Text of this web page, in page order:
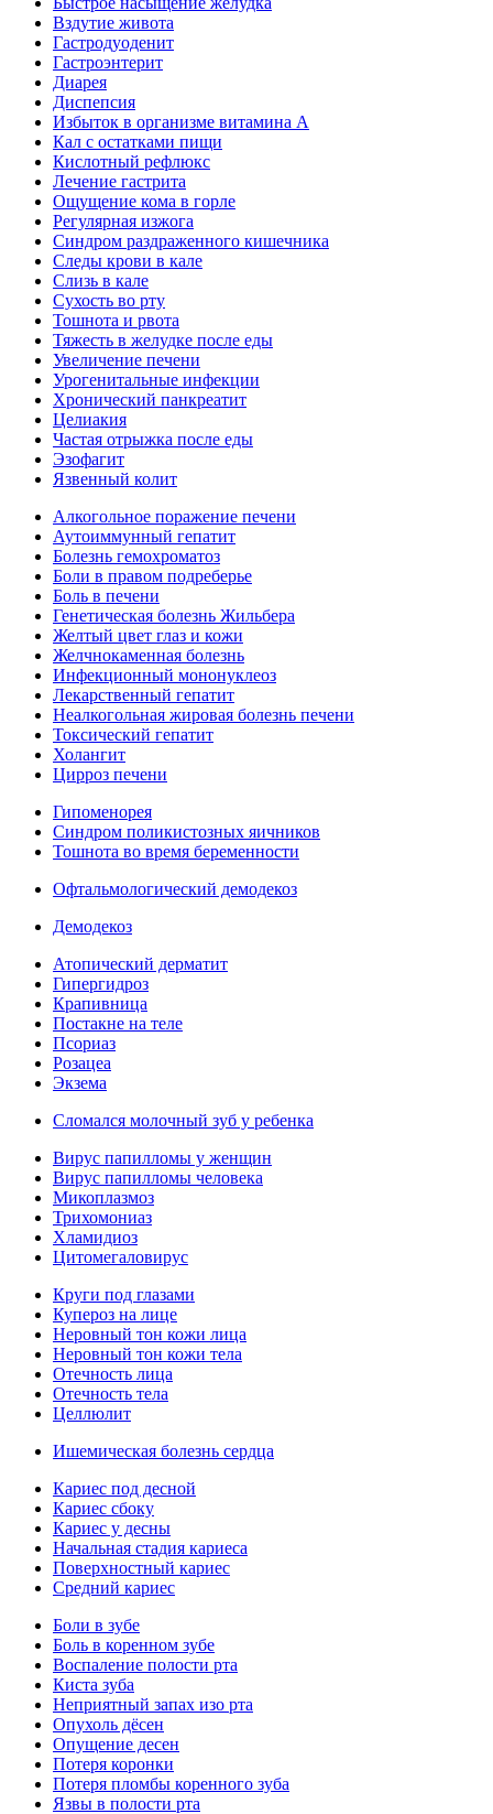
Вздутие живота
Гастродуоденит
Гастроэнтерит
Диарея
Диспепсия
Избыток в организме витамина А
Кал с остатками пищи
Кислотный рефлюкс
Лечение гастрита
Ощущение кома в горле
Регулярная изжога
Синдром раздраженного кишечника
Следы крови в кале
Слизь в кале
Сухость во рту
Тошнота и рвота
Тяжесть в желудке после еды
Увеличение печени
Урогенитальные инфекции
Хронический панкреатит
Целиакия
Частая отрыжка после еды
Эзофагит
Язвенный колит
Алкогольное поражение печени
Аутоиммунный гепатит
Болезнь гемохроматоз
Боли в правом подреберье
Боль в печени
Генетическая болезнь Жильбера
Желтый цвет глаз и кожи
Желчнокаменная болезнь
Инфекционный мононуклеоз
Лекарственный гепатит
Неалкогольная жировая болезнь печени
Токсический гепатит
Холангит
Цирроз печени
Гипоменорея
Синдром поликистозных яичников
Тошнота во время беременности
Офтальмологический демодекоз
Демодекоз
Атопический дерматит
Гипергидроз
Крапивница
Постакне на теле
Псориаз
Розацеа
Экзема
Сломался молочный зуб у ребенка
Вирус папилломы у женщин
Вирус папилломы человека
Микоплазмоз
Трихомониаз
Хламидиоз
Цитомегаловирус
Круги под глазами
Купероз на лице
Неровный тон кожи лица
Неровный тон кожи тела
Отечность лица
Отечность тела
Целлюлит
Ишемическая болезнь сердца
Кариес под десной
Кариес сбоку
Кариес у десны
Начальная стадия кариеса
Поверхностный кариес
Средний кариес
Боли в зубе
Боль в коренном зубе
Воспаление полости рта
Киста зуба
Неприятный запах изо рта
Опухоль дёсен
Опущение десен
Потеря коронки
Потеря пломбы коренного зуба
Язвы в полости рта